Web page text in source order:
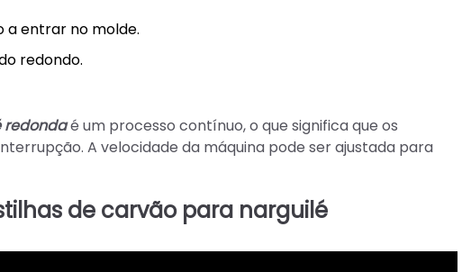
a entrar no molde.
redondo.
redondaé um processo contínuo, o que significa que os
A velocidade da máquina pode ser ajustada para
de carvão para narguilé